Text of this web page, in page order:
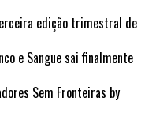
edição trimestral de
e Sangue sai finalmente
Sem Fronteiras by